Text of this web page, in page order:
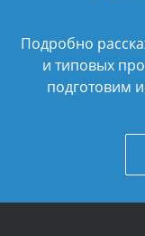
Подробно
и типовых
подготовим